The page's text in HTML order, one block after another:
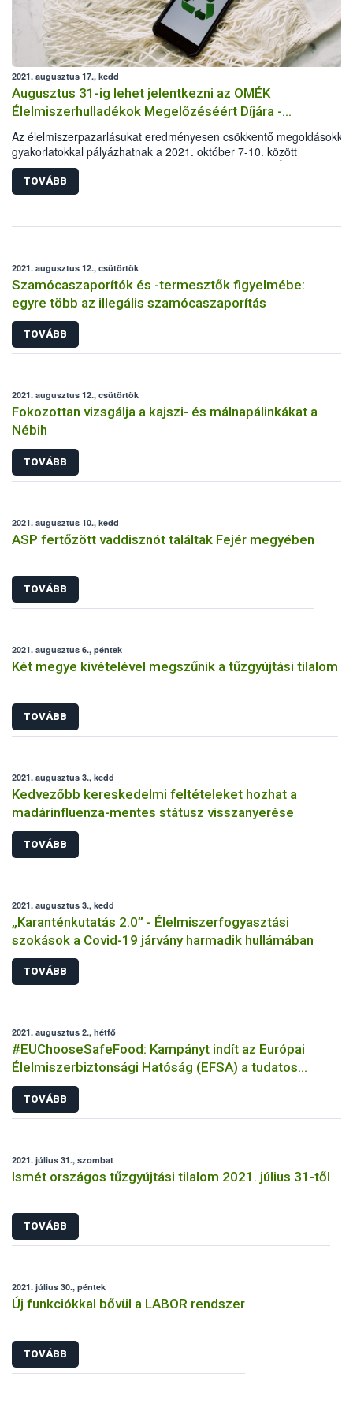
2021. augusztus 17., kedd
Augusztus 31-ig lehet jelentkezni az OMÉK
Élelmiszerhulladékok Megelőzéséért Díjára -
meghosszabbítva: 2021. szeptember 6-ig!
Az élelmiszerpazarlásukat eredményesen csökkentő
gyakorlatokkal pályázhatnak a 2021. október 7-10. között
megrendezésre kerülő Országos Mezőgazdasági és Élelmiszeripari
Kiállítás és Vásár (OMÉK) kiállítói. A Nemzeti Élelmiszerlánc-
Hivatal (Nébih) „OMÉK Élelmiszerhulladékok Megelőzéséért Díjára”
előállítás és az élelmiszerkereskedelem területén is díjazzák az
TOVÁBB
2021. augusztus 12., csütörtök
Szamócaszaporítók és -termesztők figyelmébe:
egyre több az illegális szamócaszaporítás
TOVÁBB
2021. augusztus 12., csütörtök
Fokozottan vizsgálja a kajszi- és málnapálinkákat a
Nébih
TOVÁBB
2021. augusztus 10., kedd
ASP fertőzött vaddisznót találtak Fejér megyében
TOVÁBB
2021. augusztus 6., péntek
Két megye kivételével megszűnik a tűzgyújtási tilalom
TOVÁBB
2021. augusztus 3., kedd
Kedvezőbb kereskedelmi feltételeket hozhat a
madárinfluenza-mentes státusz visszanyerése
TOVÁBB
2021. augusztus 3., kedd
„Karanténkutatás 2.0” - Élelmiszerfogyasztási
szokások a Covid-19 járvány harmadik hullámában
TOVÁBB
2021. augusztus 2., hétfő
#EUChooseSafeFood: Kampányt indít az Európai
Élelmiszerbiztonsági Hatóság (EFSA) a tudatos
élelmiszer-választásról
TOVÁBB
2021. július 31., szombat
Ismét országos tűzgyújtási tilalom 2021. július 31-től
TOVÁBB
2021. július 30., péntek
Új funkciókkal bővül a LABOR rendszer
TOVÁBB